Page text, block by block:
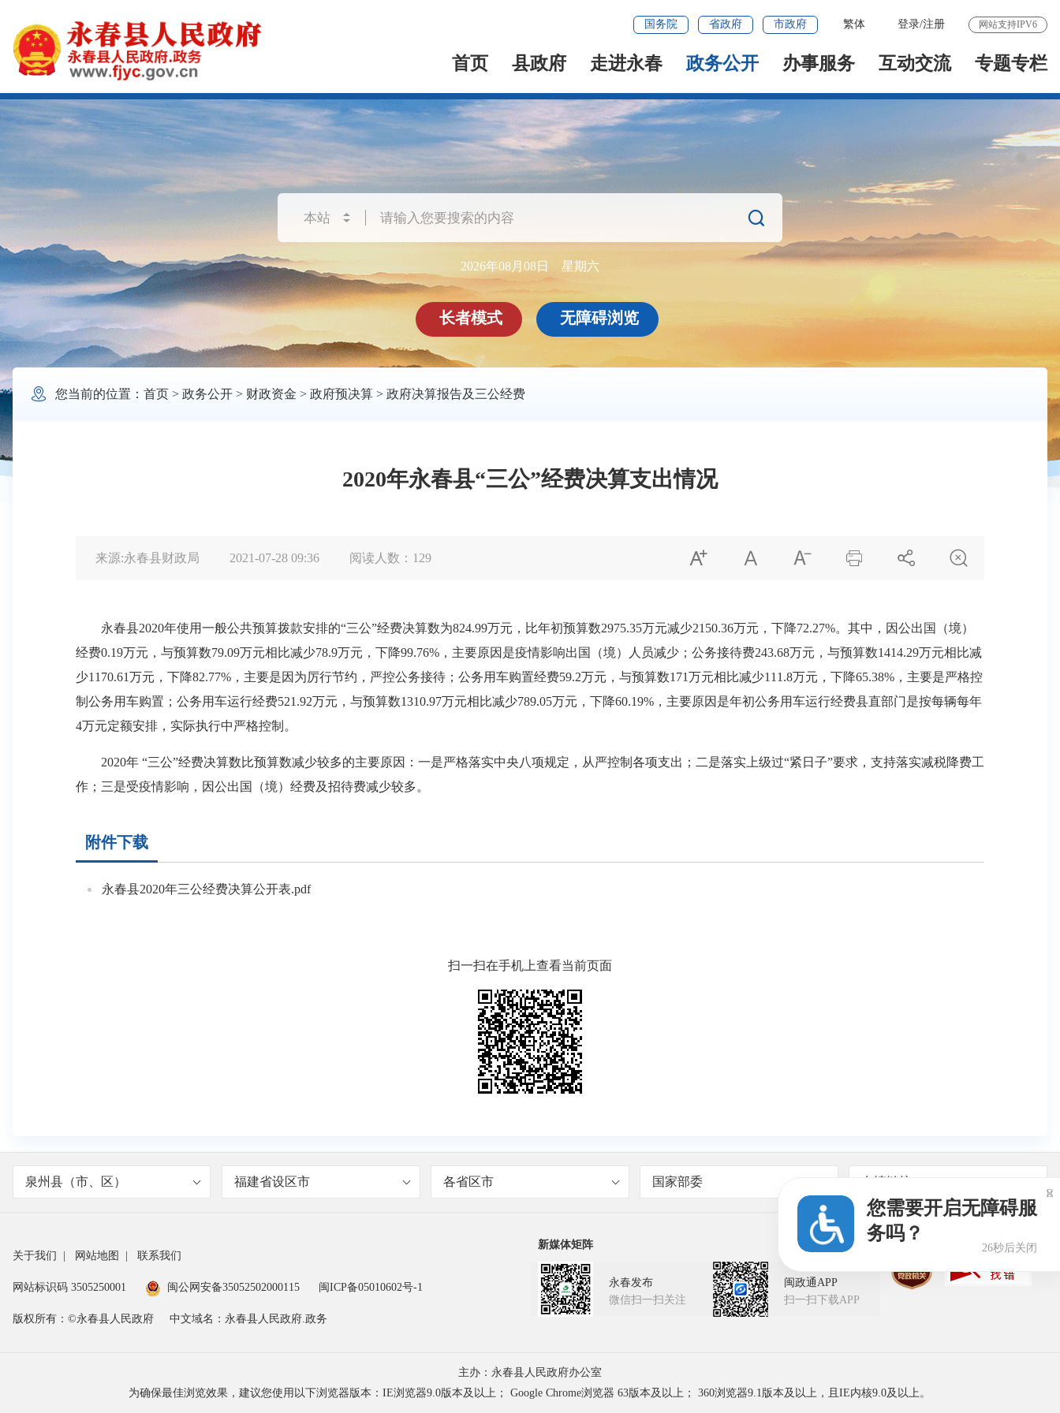
国务院 省政府 市政府 繁体 登录/注册 网站支持IPV6
首页 县政府 走进永春 政务公开 办事服务 互动交流 专题专栏

2026年08月08日 星期六
长者模式 无障碍浏览
 您当前的位置： 首页> 政务公开> 财政资金 > 政府预决算> 政府决算报告及三公经费
2020年永春县“三公”经费决算支出情况
来源:永春县财政局 2021-07-28 09:36 阅读人数： 129      
永春县2020年使用一般公共预算拨款安排的“三公”经费决算数为824.99万元，比年初预算数2975.35万元减少2150.36万元，下降72.27%。其中，因公出国（境）
经费0.19万元，与预算数79.09万元相比减少78.9万元，下降99.76%，主要原因是疫情影响出国（境）人员减少；公务接待费243.68万元，与预算数1414.29万元相比减
少1170.61万元，下降82.77%，主要是因为厉行节约，严控公务接待；公务用车购置经费59.2万元，与预算数171万元相比减少111.8万元，下降65.38%，主要是严格控
制公务用车购置；公务用车运行经费521.92万元，与预算数1310.97万元相比减少789.05万元，下降60.19%，主要原因是年初公务用车运行经费县直部门是按每辆每年
4万元定额安排，实际执行中严格控制。
2020年 “三公”经费决算数比预算数减少较多的主要原因：一是严格落实中央八项规定，从严控制各项支出；二是落实上级过“紧日子”要求，支持落实减税降费工
作；三是受疫情影响，因公出国（境）经费及招待费减少较多。
附件下载
永春县2020年三公经费决算公开表.pdf
扫一扫在手机上查看当前页面
泉州县（市、区） 福建省设区市 各省区市 国家部委 友情链接
关于我们 网站地图 联系我们
网站标识码 3505250001 闽公网安备35052502000115 闽ICP备05010602号-1
版权所有：©永春县人民政府 中文域名：永春县人民政府.政务
新媒体矩阵
永春发布
微信扫一扫关注
闽政通APP
扫一扫下载APP
主办：永春县人民政府办公室
为确保最佳浏览效果，建议您使用以下浏览器版本：IE浏览器9.0版本及以上； Google Chrome浏览器 63版本及以上； 360浏览器9.1版本及以上，且IE内核9.0及以上。
您需要开启无障碍服
务吗？
26秒后关闭
